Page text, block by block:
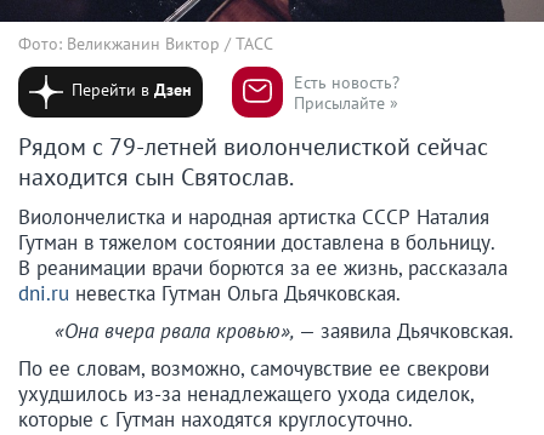
Фото: Великжанин Виктор / ТАСС
Перейти вДзен
Есть новость?
Присылайте »
Рядом с 79-летней виолончелисткой сейчас
находится сын Святослав.
Виолончелистка и народная артистка СССР Наталия
Гутман в тяжелом состоянии доставлена в больницу.
В реанимации врачи борются за ее жизнь, рассказала
dni.ru невестка Гутман Ольга Дьячковская.
«Она вчера рвала кровью», — заявила Дьячковская.
По ее словам, возможно, самочувствие ее свекрови
ухудшилось из-за ненадлежащего ухода сиделок,
которые с Гутман находятся круглосуточно.